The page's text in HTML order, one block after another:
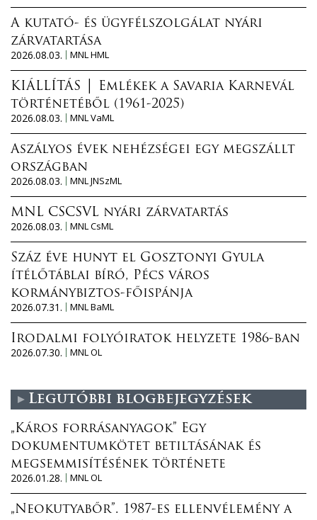
A kutató- és ügyfélszolgálat nyári
zárvatartása
2026.08.03.
MNL HML
KIÁLLÍTÁS │ Emlékek a Savaria Karnevál
történetéből (1961-2025)
2026.08.03.
MNL VaML
Aszályos évek nehézségei egy megszállt
országban
2026.08.03.
MNL JNSzML
MNL CSCSVL nyári zárvatartás
2026.08.03.
MNL CsML
Száz éve hunyt el Gosztonyi Gyula
ítélőtáblai bíró, Pécs város
kormánybiztos-főispánja
2026.07.31.
MNL BaML
Irodalmi folyóiratok helyzete 1986-ban
2026.07.30.
MNL OL
Legutóbbi blogbejegyzések
„Káros forrásanyagok” Egy
dokumentumkötet betiltásának és
megsemmisítésének története
2026.01.28.
MNL OL
„Neokutyabőr”. 1987-es ellenvélemény a